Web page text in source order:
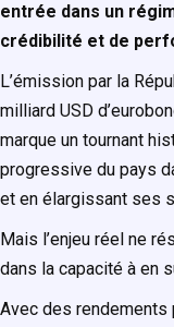
entrée dans un
crédibilité et de
L’émission par la
milliard USD
marque un tournant
progressive du pays
et en élargissant ses
Mais l’enjeu réel ne
dans la capacité à en
Avec des rendements